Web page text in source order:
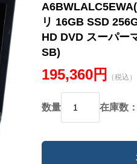
リ 16GB SSD
HD DVD スーパー
SB)
195,360円 （税込）
数量 在庫数